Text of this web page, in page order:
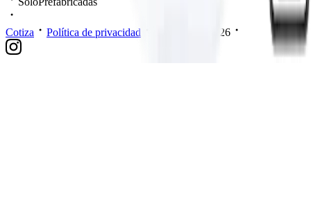
Cotiza Política de privacidad 2026